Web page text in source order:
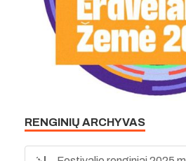
RENGINIŲ ARCHYVAS